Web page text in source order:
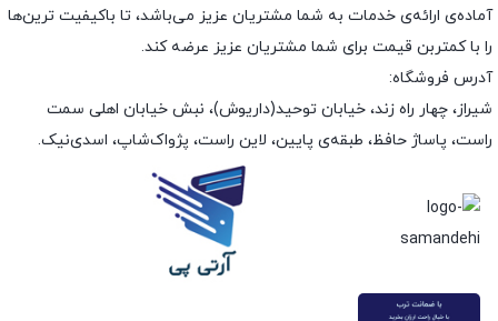
آماده‌ی ارائه‌ی خدمات به شما مشتریان عزیز می‌باشد، تا باکیفیت ترین‌ها
را با کمتربن قیمت برای شما مشتریان عزیز عرضه کند.
آدرس فروشگاه:
شیراز، چهار راه زند، خیابان توحید(داریوش)، نبش خیابان اهلی سمت
راست، پاساژ حافظ، طبقه‌ی پایین، لاین راست، پژواک‌شاپ، اسدی‌نیک.